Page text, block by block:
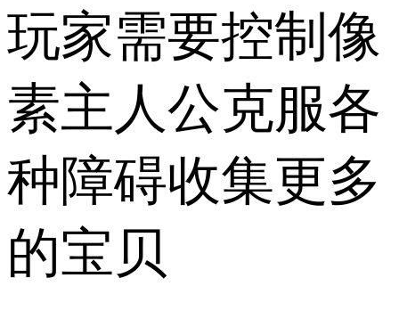
玩家需要控制像
素主人公克服各
种障碍收集更多
的宝贝